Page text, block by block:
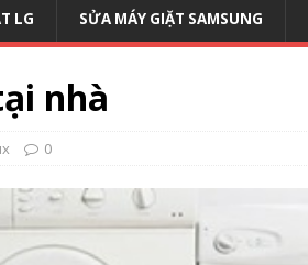
LG SỬA MÁY GIẶT SAMSUNG
nhà
0